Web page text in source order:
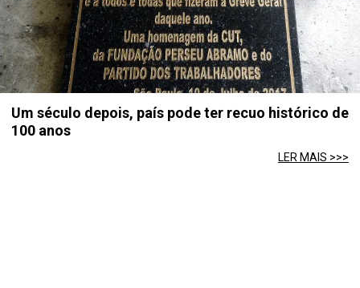
Um século depois, país pode ter recuo histórico de
100 anos
LER MAIS >>>